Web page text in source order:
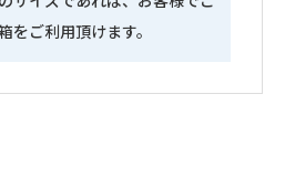
をご利用頂けます。